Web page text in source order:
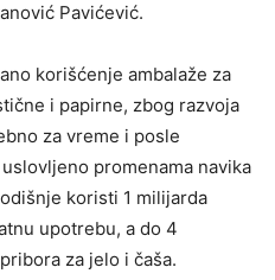
Pavićević.
korišćenje ambalaže za
i papirne, zbog razvoja
za vreme i posle
promenama navika
koristi 1 milijarda
upotrebu, a do 4
za jelo i čaša.